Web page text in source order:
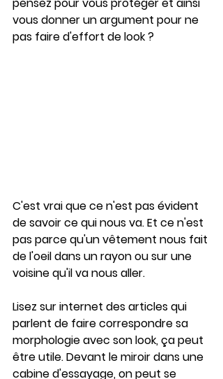
vous donner un argument pour ne
pas faire d'effort de look ?
C'est vrai que ce n'est pas évident
de savoir ce qui nous va. Et ce n'est
pas parce qu'un vêtement nous fait
de l'oeil dans un rayon ou sur une
voisine qu'il va nous aller.
Lisez sur internet des articles qui
parlent de faire correspondre sa
morphologie avec son look, ça peut
être utile. Devant le miroir dans une
cabine d'essayage, on peut se